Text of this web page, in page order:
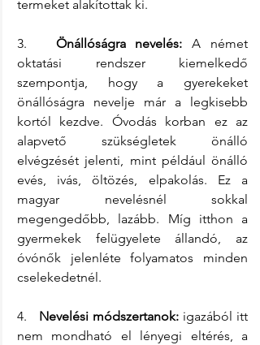
termeket alakítottak ki.
3. Önállóságra nevelés: A német
oktatási rendszer kiemelkedő
szempontja, hogy a gyerekeket
önállóságra nevelje már a legkisebb
kortól kezdve. Óvodás korban ez az
alapvető szükségletek önálló
elvégzését jelenti, mint például önálló
evés, ivás, öltözés, elpakolás. Ez a
magyar nevelésnél sokkal
megengedőbb, lazább. Míg itthon a
gyermekek felügyelete állandó, az
óvónők jelenléte folyamatos minden
cselekedetnél.
4. Nevelési módszertanok: igazából itt
nem mondható el lényegi eltérés, a